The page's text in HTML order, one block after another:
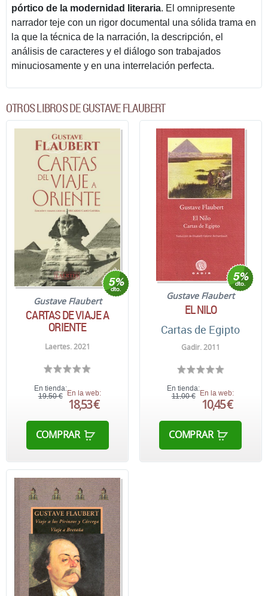
pórtico de la modernidad literaria. El omnipresente
narrador teje con un rigor documental una sólida trama en
la que la técnica de la narración, la descripción, el
análisis de caracteres y el diálogo son trabajados
minuciosamente y en una interrelación perfecta.
OTROS LIBROS DE GUSTAVE FLAUBERT
Gustave Flaubert
CARTAS DE VIAJE A
ORIENTE
Laertes. 2021
En tienda:
19,50 € En la web:
18,53 €
COMPRAR
Gustave Flaubert
EL NILO
Cartas de Egipto
Gadir. 2011
En tienda:
11,00 €
En la web:
10,45 €
COMPRAR